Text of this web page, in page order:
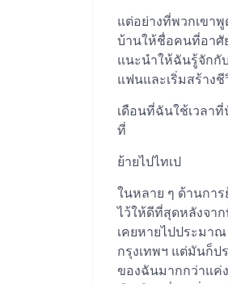
แต่อย่างที่พวกเขา
บ้านให้ชื่อคนที่อาศั
แนะนำให้ฉันรู้จักกั
แฟนและเริ่มสร้าง
เดือนที่ฉันใช้เวลา
ที่
ย้ายไปไทเป
ในหลาย ๆ ด้านกา
ไว้ให้ดีที่สุดหลังจา
เคยหายไปประมา
กรุงเทพฯ แต่มันก็ป
ของฉันมากกว่าแค่